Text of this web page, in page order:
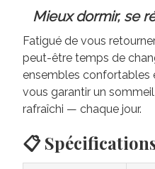
Mieux dormir, se
Fatigué de vous
peut-être temps de
ensembles confortables
vous garantir un
rafraîchi — chaque jour.
📋